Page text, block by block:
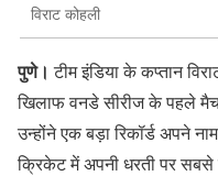
विराट कोहली
पुणे। टीम इंडिया के कप्तान
खिलाफ वनडे सीरीज के पहले
उन्होंने एक बड़ा रिकॉर्ड अपने
क्रिकेट में अपनी धरती पर